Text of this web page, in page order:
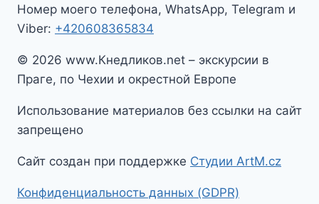
Номер моего телефона, WhatsApp, Telegram и
Viber: +420608365834
© 2026 www.Кнедликов.net – экскурсии в
Праге, по Чехии и окрестной Европе
Использование материалов без ссылки на сайт
запрещено
Сайт создан при поддержке Студии ArtM.cz
Конфиденциальность данных (GDPR)